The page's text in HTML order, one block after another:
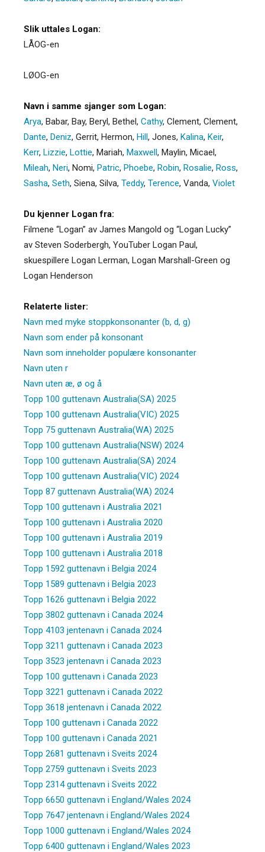
Slik uttales Logan:
LÅOG-en
LØOG-en
Navn i samme sjanger som Logan:
Arya, Babar, Bay, Beryl, Bethel, Cathy, Clement, Clement,
Dante, Deniz, Gerrit, Hermon, Hill, Jones, Kalina, Keir,
Kerr, Lizzie, Lottie, Mariah, Maxwell, Maylin, Micael,
Mileah, Neri, Nomi, Patric, Phoebe, Robin, Rosalie, Ross,
Sasha, Seth, Siena, Silva, Teddy, Terence, Vanda, Violet
Du kjenner Logan fra:
Filmene “Logan” av James Mangold og “Logan Lucky”
av Steven Soderbergh, YouTuber Logan Paul,
skuespillere Logan Lerman, Logan Marshall-Green og
Logan Henderson
Relaterte lister:
Navn med myke stoppkonsonanter (b, d, g)
Navn som ender på konsonant
Navn som inneholder populære konsonanter
Navn uten r
Navn uten æ, ø og å
Topp 100 guttenavn Australia(SA) 2025
Topp 100 guttenavn Australia(VIC) 2025
Topp 75 guttenavn Australia(WA) 2025
Topp 100 guttenavn Australia(NSW) 2024
Topp 100 guttenavn Australia(SA) 2024
Topp 100 guttenavn Australia(VIC) 2024
Topp 87 guttenavn Australia(WA) 2024
Topp 100 guttenavn i Australia 2021
Topp 100 guttenavn i Australia 2020
Topp 100 guttenavn i Australia 2019
Topp 100 guttenavn i Australia 2018
Topp 1592 guttenavn i Belgia 2024
Topp 1589 guttenavn i Belgia 2023
Topp 1626 guttenavn i Belgia 2022
Topp 3802 guttenavn i Canada 2024
Topp 4103 jentenavn i Canada 2024
Topp 3211 guttenavn i Canada 2023
Topp 3523 jentenavn i Canada 2023
Topp 100 guttenavn i Canada 2023
Topp 3221 guttenavn i Canada 2022
Topp 3618 jentenavn i Canada 2022
Topp 100 guttenavn i Canada 2022
Topp 100 guttenavn i Canada 2021
Topp 2681 guttenavn i Sveits 2024
Topp 2759 guttenavn i Sveits 2023
Topp 2314 guttenavn i Sveits 2022
Topp 6650 guttenavn i England/Wales 2024
Topp 7647 jentenavn i England/Wales 2024
Topp 1000 guttenavn i England/Wales 2024
Topp 6400 guttenavn i England/Wales 2023